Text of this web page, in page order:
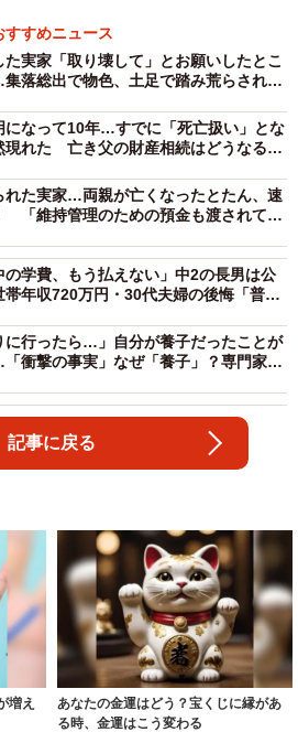
すすめニュース
た実家「取り壊して」とお願いしたとこ
落総出で物色、土足で踏み荒らされた
になって10年…すでに「死亡扱い」とな
現れた 亡き父の財産相続はどうなるの
れた実家…両親が亡くなったとたん、速
「維持管理のための預金も渡されてい
の学費、もう払えない」中2の長男は公
年収720万円・30代夫婦の後悔「普通
に行ったら…」自分が養子だったことが
衝撃の事実」なぜ「養子」？専門家に
記事に戻る
増え
あなたの金運はどう？宝くじに縁があ
る時、金運はこう変わる